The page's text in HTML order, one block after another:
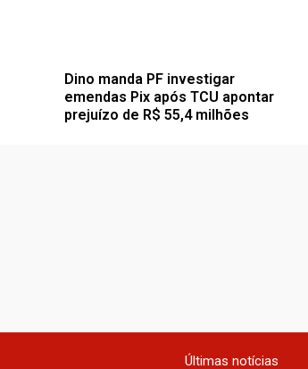
Dino manda PF investigar
emendas Pix após TCU apontar
prejuízo de R$ 55,4 milhões
Últimas notícias